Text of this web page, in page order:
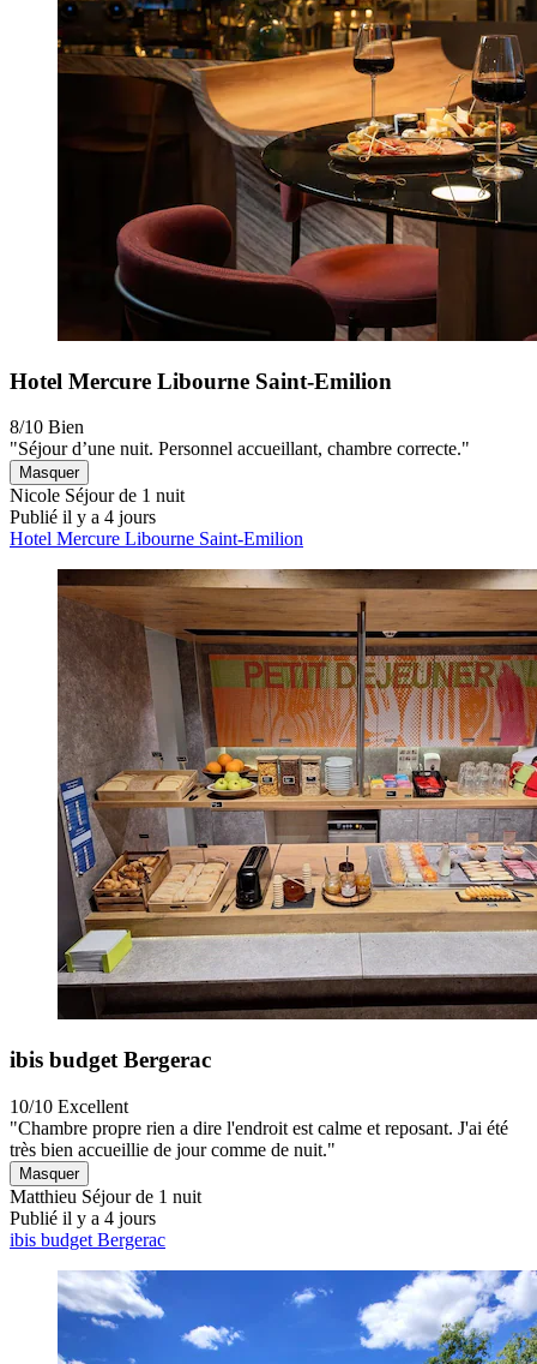
Hotel Mercure Libourne Saint-Emilion
8/10 Bien
"Séjour d’une nuit. Personnel accueillant, chambre correcte."
Masquer
Nicole Séjour de 1 nuit
Publié il y a 4 jours
Hotel Mercure Libourne Saint-Emilion
ibis budget Bergerac
10/10 Excellent
"Chambre propre rien a dire l'endroit est calme et reposant. J'ai été
très bien accueillie de jour comme de nuit."
Masquer
Matthieu Séjour de 1 nuit
Publié il y a 4 jours
ibis budget Bergerac